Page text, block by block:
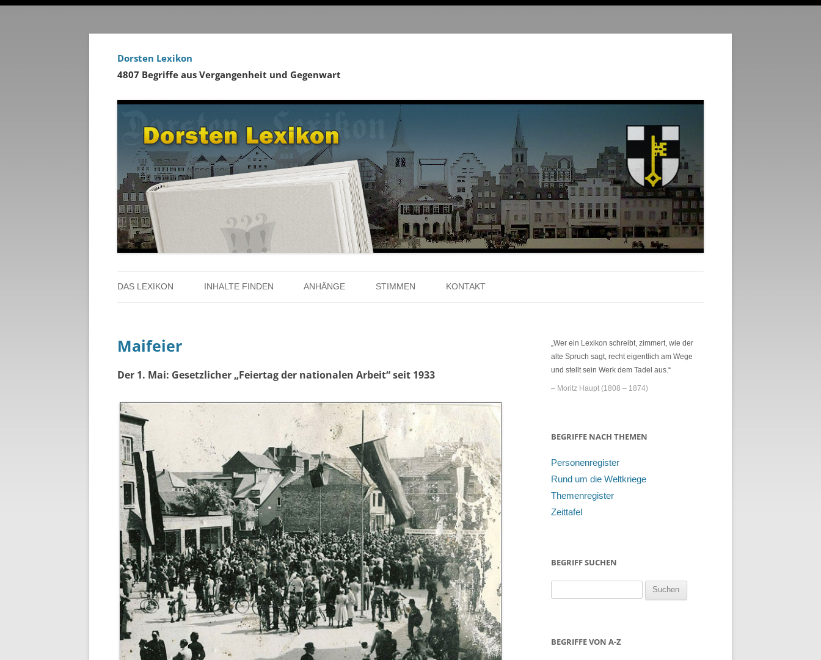
Dorsten Lexikon
4807 Begriffe aus Vergangenheit und Gegenwart
zum
DAS LEXIKON
ÜBER DAS PROJEKT
INHALTE FINDEN
RUND UM DIE WELTKRIEGE
THEMENREGISTER
ANHÄNGE
LINKS
STIMMEN KONTAKT
Maifeier
Der 1. Mai: Gesetzlicher „Feiertag der nationalen Arbeit“ seit 1933
„Wer ein Lexikon schreibt, zimmert, wie der
alte Spruch sagt, recht eigentlich am Wege
und stellt sein Werk dem Tadel aus.“
– Moritz Haupt (1808 – 1874)
BEGRIFFE NACH THEMEN
Personenregister
Rund um die Weltkriege
Themenregister
Zeittafel
BEGRIFF SUCHEN
h
BEGRIFFE VON A-Z